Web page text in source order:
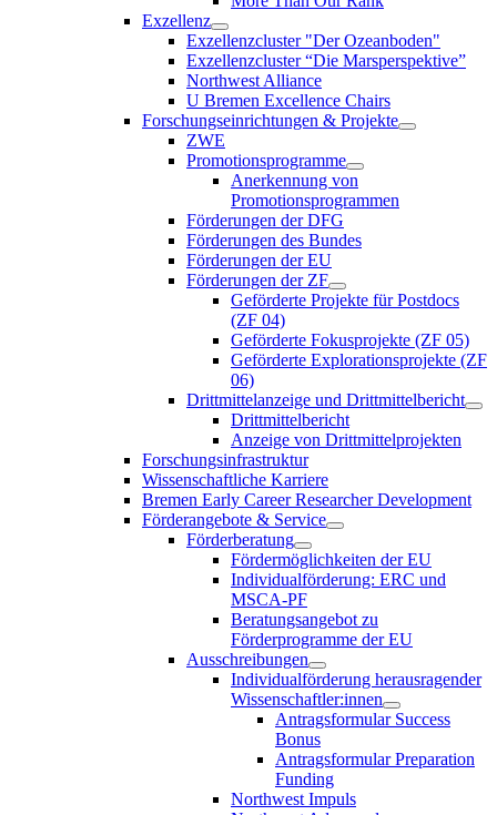
Exzellenz
Exzellenzcluster "Der Ozeanboden"
Exzellenzcluster “Die Marsperspektive”
Northwest Alliance
U Bremen Excellence Chairs
Forschungseinrichtungen & Projekte
ZWE
Promotionsprogramme
Anerkennung von
Promotionsprogrammen
Förderungen der DFG
Förderungen des Bundes
Förderungen der EU
Förderungen der ZF
Geförderte Projekte für Postdocs
(ZF 04)
Geförderte Fokusprojekte (ZF 05)
Geförderte Explorationsprojekte (ZF
06)
Drittmittelanzeige und Drittmittelbericht
Drittmittelbericht
Anzeige von Drittmittelprojekten
Forschungsinfrastruktur
Wissenschaftliche Karriere
Bremen Early Career Researcher Development
Förderangebote & Service
Förderberatung
Fördermöglichkeiten der EU
Individualförderung: ERC und
MSCA-PF
Beratungsangebot zu
Förderprogramme der EU
Ausschreibungen
Individualförderung herausragender
Wissenschaftler:innen
Antragsformular Success
Bonus
Antragsformular Preparation
Funding
Northwest Impuls